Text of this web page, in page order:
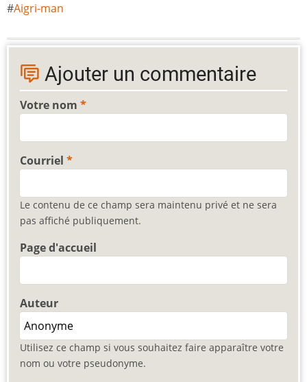
Aigri-man
Ajouter un commentaire
Votre nom
Courriel
Le contenu de ce champ sera maintenu privé et ne sera
pas affiché publiquement.
Page d'accueil
Auteur
Utilisez ce champ si vous souhaitez faire apparaître votre
nom ou votre pseudonyme.